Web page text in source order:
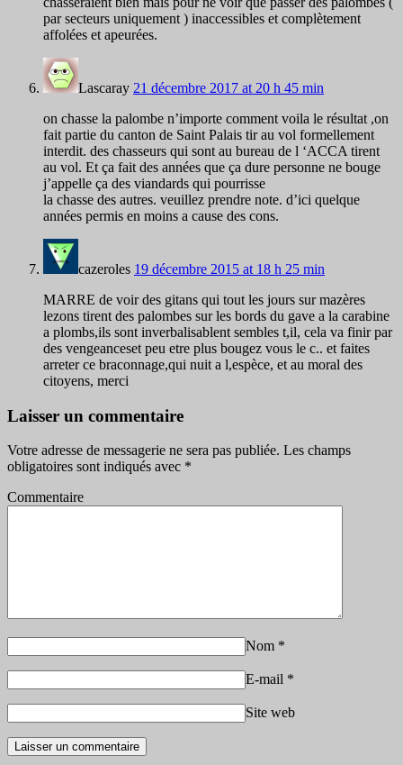
par secteurs uniquement ) inaccessibles et complètement
affolées et apeurées.
Lascaray 21 décembre 2017 at 20 h 45 min
on chasse la palombe n’importe comment voila le résultat ,on
fait partie du canton de Saint Palais tir au vol formellement
interdit. des chasseurs qui sont au bureau de l ‘ACCA tirent
au vol. Et ça fait des années que ça dure personne ne bouge
j’appelle ça des viandards qui pourrisse
la chasse des autres. veuillez prendre note. d’ici quelque
années permis en moins a cause des cons.
cazeroles 19 décembre 2015 at 18 h 25 min
MARRE de voir des gitans qui tout les jours sur mazères
lezons tirent des palombes sur les bords du gave a la carabine
a plombs,ils sont inverbalisablent sembles t,il, cela va finir par
des vengeanceset peu etre plus bougez vous le c.. et faites
arreter ce braconnage,qui nuit a l,espèce, et au moral des
citoyens, merci
Laisser un commentaire
Votre adresse de messagerie ne sera pas publiée. Les champs
obligatoires sont indiqués avec *
Commentaire
Nom *
E-mail *
Site web